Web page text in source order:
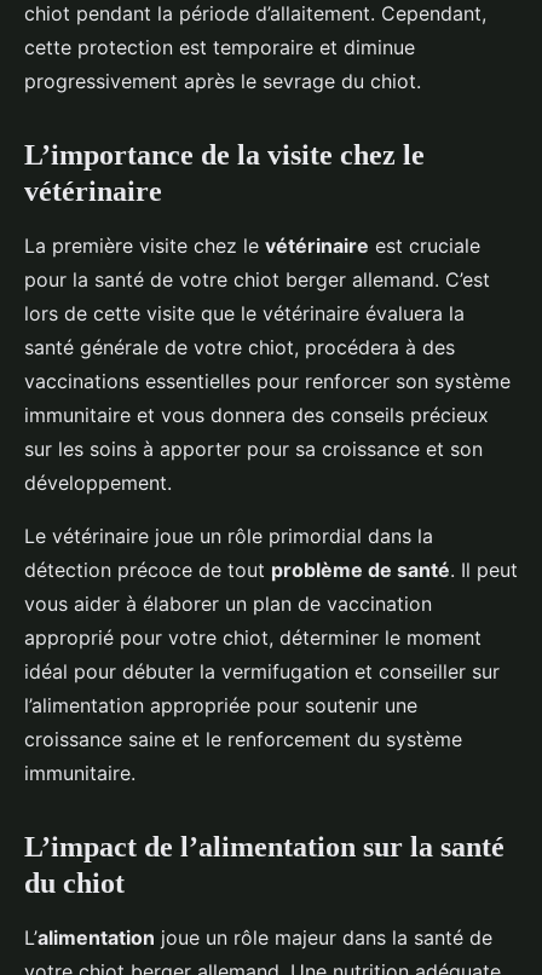
chiot pendant la période d’allaitement. Cependant,
cette protection est temporaire et diminue
progressivement après le sevrage du chiot.
L’importance de la visite chez le
vétérinaire
La première visite chez le vétérinaire est cruciale
pour la santé de votre chiot berger allemand. C’est
lors de cette visite que le vétérinaire évaluera la
santé générale de votre chiot, procédera à des
vaccinations essentielles pour renforcer son système
immunitaire et vous donnera des conseils précieux
sur les soins à apporter pour sa croissance et son
développement.
Le vétérinaire joue un rôle primordial dans la
détection précoce de tout problème de santé. Il peut
vous aider à élaborer un plan de vaccination
approprié pour votre chiot, déterminer le moment
idéal pour débuter la vermifugation et conseiller sur
l’alimentation appropriée pour soutenir une
croissance saine et le renforcement du système
immunitaire.
L’impact de l’alimentation sur la santé
du chiot
L’alimentation joue un rôle majeur dans la santé de